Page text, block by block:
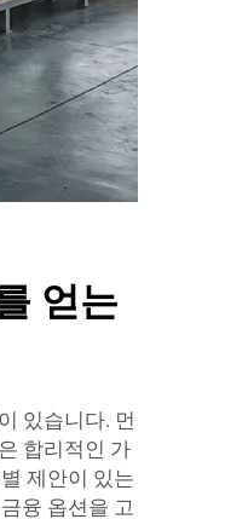
얻는
있습니다. 먼
합리적인 가
제안이 있는
융 옵션을 고